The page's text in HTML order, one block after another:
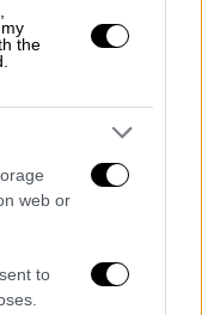
the
web or
to
είχε
X
μαζί με
. Το
ενώ το
Σεπτεμβρίου.